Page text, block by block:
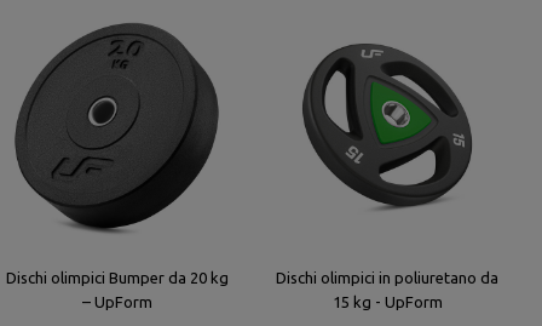
Dischi olimpici Bumper da 20 kg
– UpForm
Dischi olimpici in poliuretano da
15 kg - UpForm